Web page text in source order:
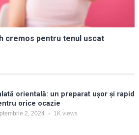
cremos pentru tenul uscat
orientală: un preparat ușor și rapid
orice ocazie
2, 2024 1Kviews